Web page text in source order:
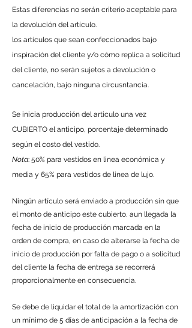
Estas diferencias no serán criterio aceptable para
la devolución del artículo.
los artículos que sean confeccionados bajo
inspiración del cliente y/o cómo replica a solicitud
del cliente, no serán sujetos a devolución o
cancelación, bajo ninguna circusntancia.
Se inicia producción del articulo una vez
CUBIERTO el anticipo, porcentaje determinado
según el costo del vestido.
Nota: 50% para vestidos en linea económica y
media y 65% para vestidos de linea de lujo.
Ningún artículo será enviado a producción sin que
el monto de anticipo este cubierto, aun llegada la
fecha de inicio de producción marcada en la
orden de compra, en caso de alterarse la fecha de
inicio de producción por falta de pago o a solicitud
del cliente la fecha de entrega se recorrerá
proporcionalmente en consecuencia.
Se debe de liquidar el total de la amortización con
un mínimo de 5 días de anticipación a la fecha de